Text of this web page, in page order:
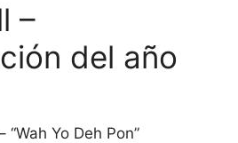
–
del año
“Wah Yo Deh Pon”